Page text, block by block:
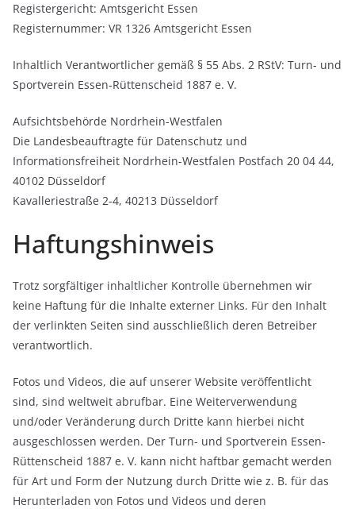
Registergericht: Amtsgericht Essen
Registernummer: VR 1326 Amtsgericht Essen
Inhaltlich Verantwortlicher gemäß § 55 Abs. 2 RStV: Turn- und
Sportverein Essen-Rüttenscheid 1887 e. V.
Aufsichtsbehörde Nordrhein-Westfalen
Die Landesbeauftragte für Datenschutz und
Informationsfreiheit Nordrhein-Westfalen Postfach 20 04 44,
40102 Düsseldorf
Kavalleriestraße 2-4, 40213 Düsseldorf
Haftungshinweis
Trotz sorgfältiger inhaltlicher Kontrolle übernehmen wir
keine Haftung für die Inhalte externer Links. Für den Inhalt
der verlinkten Seiten sind ausschließlich deren Betreiber
verantwortlich.
Fotos und Videos, die auf unserer Website veröffentlicht
sind, sind weltweit abrufbar. Eine Weiterverwendung
und/oder Veränderung durch Dritte kann hierbei nicht
ausgeschlossen werden. Der Turn- und Sportverein Essen-
Rüttenscheid 1887 e. V. kann nicht haftbar gemacht werden
für Art und Form der Nutzung durch Dritte wie z. B. für das
Herunterladen von Fotos und Videos und deren